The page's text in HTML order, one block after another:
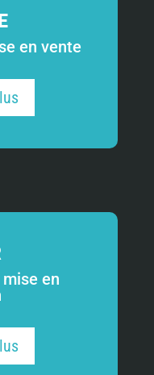
en vente
en